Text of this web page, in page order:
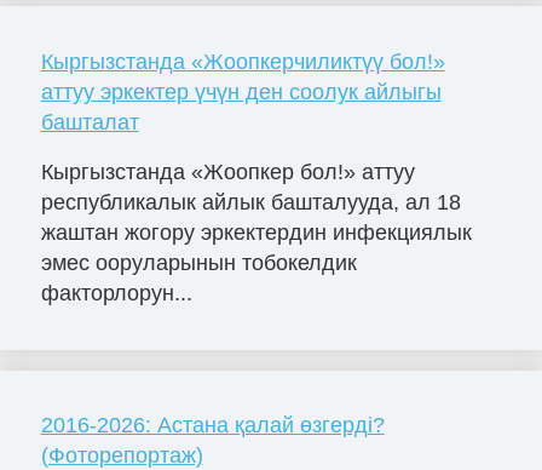
Кыргызстанда «Жоопкерчиликтүү бол!»
аттуу эркектер үчүн ден соолук айлыгы
башталат
Кыргызстанда «Жоопкер бол!» аттуу
республикалык айлык башталууда, ал 18
жаштан жогору эркектердин инфекциялык
эмес ооруларынын тобокелдик
факторлорун...
2016-2026: Астана қалай өзгерді?
(Фоторепортаж)